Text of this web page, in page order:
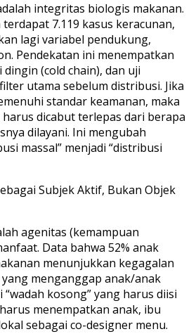
integritas biologis makanan.
7.119 kasus keracunan,
lagi variabel pendukung,
Pendekatan ini menempatkan
(cold chain), dan uji
utama sebelum distribusi. Jika
standar keamanan, maka
dicabut terlepas dari berapa
dilayani. Ini mengubah
massal” menjadi “distribusi
Subjek Aktif, Bukan Objek
agenitas (kemampuan
Data bahwa 52% anak
menunjukkan kegagalan
menganggap anak/anak
kosong” yang harus diisi
menempatkan anak, ibu
sebagai co-designer menu.